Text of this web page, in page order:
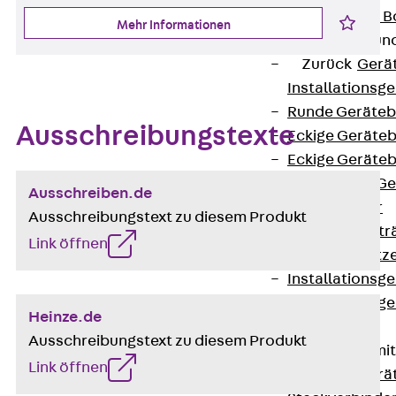
Nivellierbare
Gerätebecher
Zurück
Runde
Eckige
Eckige
Zubehör für
Geräteträger
Gerätebecher
Mehr Informationen
Ausschreibungstexte
Ausschreiben.de
Ausschreibungstext zu diesem Produkt
Link öffnen
Heinze.de
Ausschreibungstext zu diesem Produkt
Link öffnen